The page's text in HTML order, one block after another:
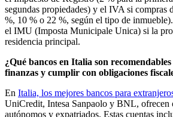
segundas propiedades) y el IVA si compras
%, 10 % o 22 %, según el tipo de
el IMU (Imposta Municipale Unica) si la
residencia principal.
¿Qué bancos en Italia son
finanzas y cumplir con obligaciones
En Italia, los mejores bancos para
UniCredit, Intesa Sanpaolo y BNL, ofrecen
autónomos y expatriados. Estas cuentas